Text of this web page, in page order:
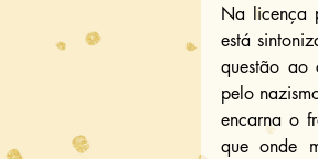
Na licença
está
questão ao
pelo
encarna o
que onde